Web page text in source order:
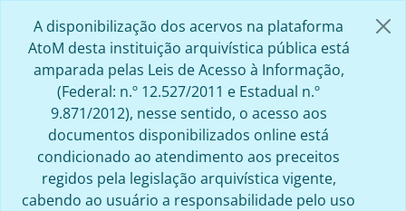
A disponibilização dos acervos na plataforma
AtoM desta instituição arquivística pública está
amparada pelas Leis de Acesso à Informação,
(Federal: n.º 12.527/2011 e Estadual n.º
9.871/2012), nesse sentido, o acesso aos
documentos disponibilizados online está
condicionado ao atendimento aos preceitos
regidos pela legislação arquivística vigente,
cabendo ao usuário a responsabilidade pelo uso